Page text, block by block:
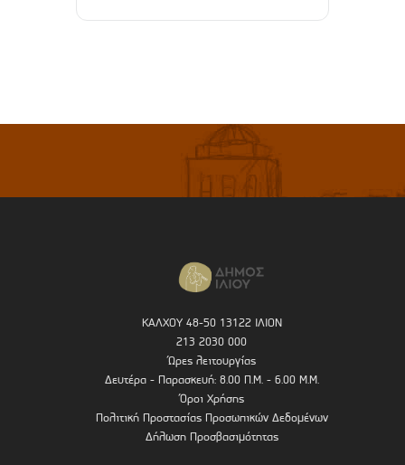
ΚΑΛΧΟΥ 48-50 13122 ΙΛΙΟΝ
213 2030 000
Ώρες λειτουργίας
Δευτέρα - Παρασκευή: 8.00 Π.Μ. - 6.00 Μ.Μ.
Όροι Χρήσης
Πολιτική Προστασίας Προσωπικών Δεδομένων
Δήλωση Προσβασιμότητας